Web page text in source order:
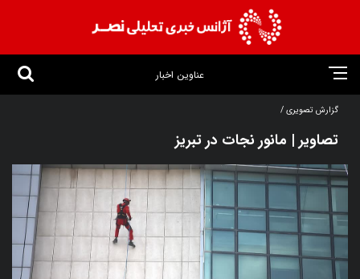
عناوین اخبار
گزارش تصویری /
تصاویر | مانور نجات در تبریز